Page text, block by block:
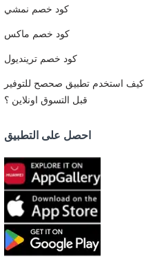
كود خصم نمشي
كود خصم ماكس
كود خصم ترينديول
كيف استخدم تطبيق صحصح للتوفير
قبل التسوق اونلاين ؟
احصل على التطبيق